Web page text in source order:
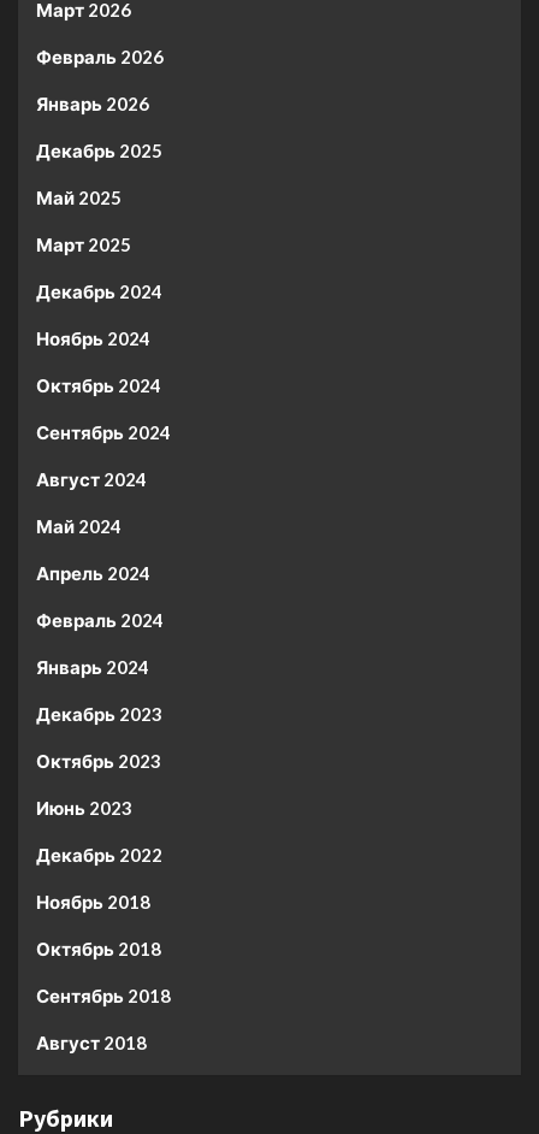
Март 2026
Февраль 2026
Январь 2026
Декабрь 2025
Май 2025
Март 2025
Декабрь 2024
Ноябрь 2024
Октябрь 2024
Сентябрь 2024
Август 2024
Май 2024
Апрель 2024
Февраль 2024
Январь 2024
Декабрь 2023
Октябрь 2023
Июнь 2023
Декабрь 2022
Ноябрь 2018
Октябрь 2018
Сентябрь 2018
Август 2018
Рубрики